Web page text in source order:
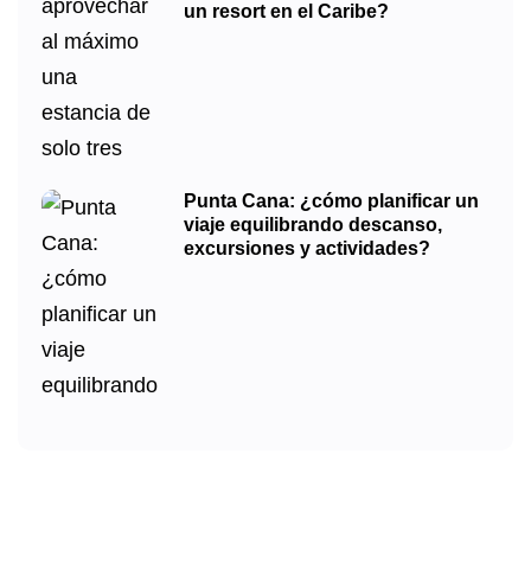
un resort en el Caribe?
Punta Cana: ¿cómo planificar un
viaje equilibrando descanso,
excursiones y actividades?